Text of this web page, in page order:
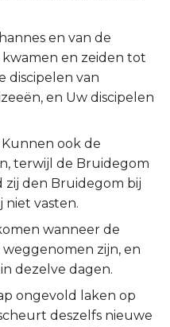
en van de
en zeiden tot
discipelen van
en Uw discipelen
ook de
terwijl de Bruidegom
zij den Bruidegom bij
niet vasten.
wanneer de
zijn, en
dezelve dagen.
ongevold laken op
deszelfs nieuwe